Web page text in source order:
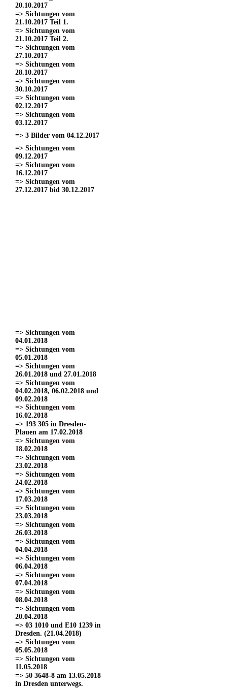
20.10.2017
=> Sichtungen vom
21.10.2017 Teil 1.
=> Sichtungen vom
21.10.2017 Teil 2.
=> Sichtungen vom
27.10.2017
=> Sichtungen vom
28.10.2017
=> Sichtungen vom
30.10.2017
=> Sichtungen vom
02.12.2017
=> Sichtungen vom
03.12.2017
=> 3 Bilder vom 04.12.2017
=> Sichtungen vom
09.12.2017
=> Sichtungen vom
16.12.2017
=> Sichtungen vom
27.12.2017 bid 30.12.2017
=> Sichtungen vom
04.01.2018
=> Sichtungen vom
05.01.2018
=> Sichtungen vom
26.01.2018 und 27.01.2018
=> Sichtungen vom
04.02.2018, 06.02.2018 und
09.02.2018
=> Sichtungen vom
16.02.2018
=> 193 305 in Dresden-
Plauen am 17.02.2018
=> Sichtungen vom
18.02.2018
=> Sichtungen vom
23.02.2018
=> Sichtungen vom
24.02.2018
=> Sichtungen vom
17.03.2018
=> Sichtungen vom
23.03.2018
=> Sichtungen vom
26.03.2018
=> Sichtungen vom
04.04.2018
=> Sichtungen vom
06.04.2018
=> Sichtungen vom
07.04.2018
=> Sichtungen vom
08.04.2018
=> Sichtungen vom
20.04.2018
=> 03 1010 und E10 1239 in
Dresden. (21.04.2018)
=> Sichtungen vom
05.05.2018
=> Sichtungen vom
11.05.2018
=> 50 3648-8 am 13.05.2018
in Dresden unterwegs.